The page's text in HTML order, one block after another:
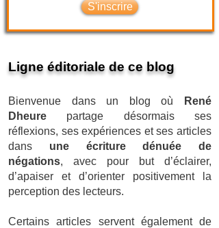
S'inscrire
Ligne éditoriale de ce blog
Bienvenue dans un blog où
René
Dheure partage désormais ses
réflexions, ses expériences et ses articles
dans une écriture dénuée de
négations, avec pour but d’éclairer,
d’apaiser et d’orienter positivement la
perception des lecteurs.
Certains articles servent également de